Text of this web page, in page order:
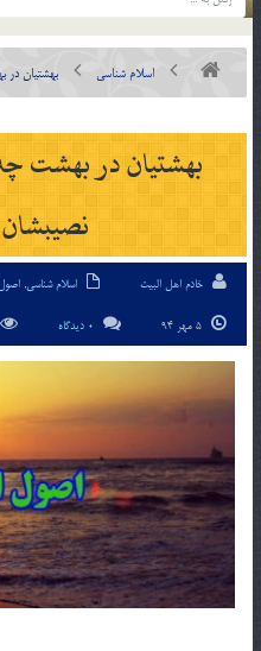
اسلام شناسی بهشتيان
بهشتيان در بهشت
خادم اهل البیت اسلام شناسی,
0 دیدگاه